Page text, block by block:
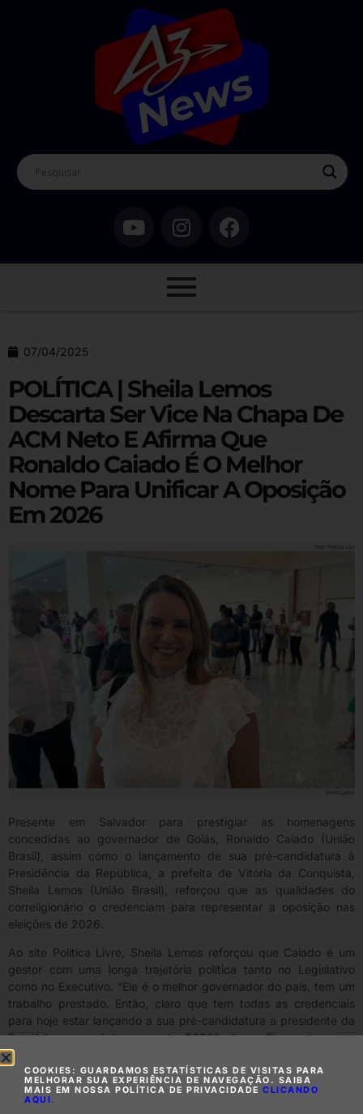
07/04/2025
POLÍTICA | Sheila Lemos
Descarta Ser Vice Na Chapa De
ACM Neto E Afirma Que
Ronaldo Caiado É O Melhor
Nome Para Unificar A Oposição
Em 2026
Presente em Salvador para prestigiar as homenagens
concedidas ao governador de Goiás, Ronaldo Caiado (União
Brasil), assim como o lançamento de sua pré-candidatura à
Presidência da República, a prefeita de Vitória da Conquista,
Sheila Lemos (União Brasil), reforçou que as qualidades do
correligionário o credenciam para representar a oposição nas
eleições de 2026.
Ao site Política Livre, Sheila Lemos reforçou que Caiado é um
gestor com uma longa trajetória política tanto no Legislativo
como no Executivo. “Ele é o melhor governador do país, tem um
trabalho prestado. Então, claro que tem todas as credenciais
para hoje estar lançando a sua pré-candidatura a presidente da
República no próximo ano de 2026”, disse. Ela pontuou, no
entanto, que diante da polarização de extremos que o País está
vivendo esse “não será um caminho fácil”.
“Caiado vem trazendo uma proposta de união. Sentimos e
COOKIES: GUARDAMOS ESTATÍSTICAS DE VISITAS PARA
MELHORAR SUA EXPERIÊNCIA DE NAVEGAÇÃO. SAIBA
MAIS EM NOSSA POLÍTICA DE PRIVACIDADE CLICANDO
AQUI.